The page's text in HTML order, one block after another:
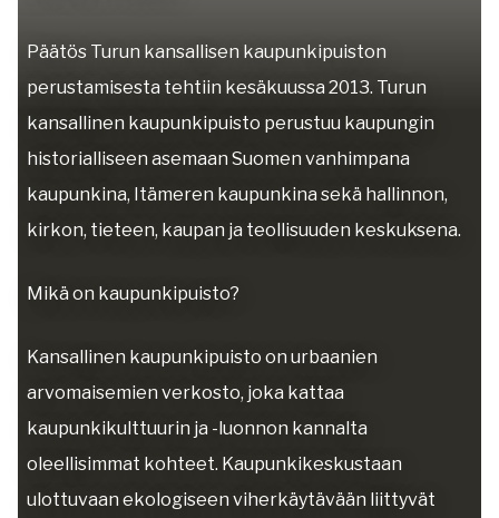
Päätös Turun kansallisen kaupunkipuiston
perustamisesta tehtiin kesäkuussa 2013. Turun
kansallinen kaupunkipuisto perustuu kaupungin
historialliseen asemaan Suomen vanhimpana
kaupunkina, Itämeren kaupunkina sekä hallinnon,
kirkon, tieteen, kaupan ja teollisuuden keskuksena.
Mikä on kaupunkipuisto?
Kansallinen kaupunkipuisto on urbaanien
arvomaisemien verkosto, joka kattaa
kaupunkikulttuurin ja -luonnon kannalta
oleellisimmat kohteet. Kaupunkikeskustaan
ulottuvaan ekologiseen viherkäytävään liittyvät